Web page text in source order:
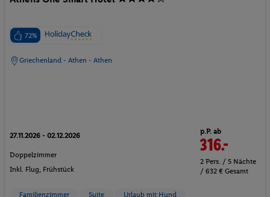
72%
Griechenland - Athen - Athen
27.11.2026 - 02.12.2026
Doppelzimmer
Inkl. Flug, Frühstück
p.P. ab
316.-
2 Pers. / 5 Nächte
/ 632 € Gesamt
Familienzimmer Suite Urlaub mit Hund